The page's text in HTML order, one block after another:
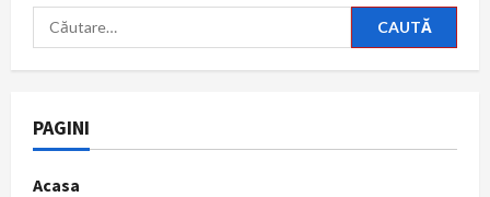
Caută
după:
PAGINI
Acasa